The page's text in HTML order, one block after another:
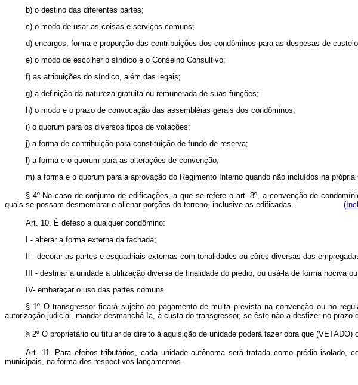
b) o destino das diferentes partes;
c) o modo de usar as coisas e serviços comuns;
d) encargos, forma e proporção das contribuições dos condôminos para as despesas de
e) o modo de escolher o síndico e o Conselho Consultivo;
f) as atribuições do síndico, além das legais;
g) a definição da natureza gratuita ou remunerada de suas funções;
h) o modo e o prazo de convocação das assembléias gerais dos condôminos;
i) o quorum para os diversos tipos de votações;
j) a forma de contribuição para constituição de fundo de reserva;
l) a forma e o quorum para as alterações de convenção;
m) a forma e o quorum para a aprovação do Regimento Interno quando não incluídos na própria
§ 4º No caso de conjunto de edificações, a que se refere o art. 8º, a convenção de
quais se possam desmembrar e alienar porções do terreno, inclusive as edificadas.
Art. 10. É defeso a qualquer condômino:
I - alterar a forma externa da fachada;
Il - decorar as partes e esquadriais externas com tonalidades ou côres diversas das
III - destinar a unidade a utilização diversa de finalidade do prédio, ou usá-la de forma nociva
IV- embaraçar o uso das partes comuns.
§ 1º O transgressor ficará sujeito ao pagamento de multa prevista na convenção ou no
autorização judicial, mandar desmanchá-Ia, à custa do transgressor, se êste não a desfizer no prazo
§ 2º O proprietário ou titular de direito à aquisição de unidade poderá fazer obra que
Art. 11. Para efeitos tributários, cada unidade autônoma será tratada como prédio
municipais, na forma dos respectivos lançamentos.